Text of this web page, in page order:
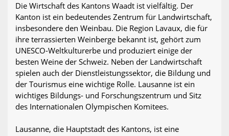
Die Wirtschaft des Kantons Waadt ist vielfältig. Der
Kanton ist ein bedeutendes Zentrum für Landwirtschaft,
insbesondere den Weinbau. Die Region Lavaux, die für
ihre terrassierten Weinberge bekannt ist, gehört zum
UNESCO-Weltkulturerbe und produziert einige der
besten Weine der Schweiz. Neben der Landwirtschaft
spielen auch der Dienstleistungssektor, die Bildung und
der Tourismus eine wichtige Rolle. Lausanne ist ein
wichtiges Bildungs- und Forschungszentrum und Sitz
des Internationalen Olympischen Komitees.
Lausanne, die Hauptstadt des Kantons, ist eine